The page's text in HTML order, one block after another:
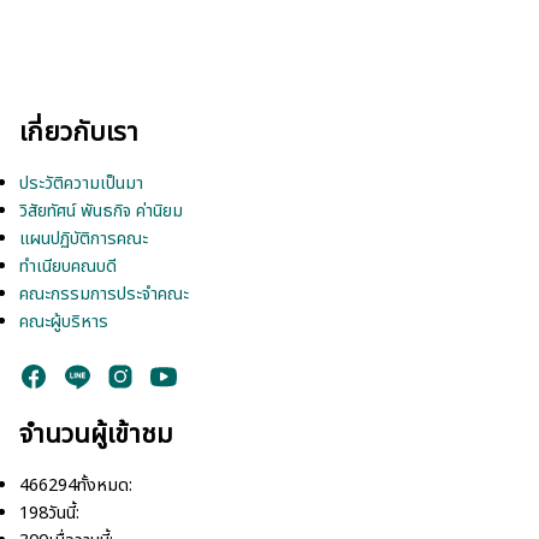
เกี่ยวกับเรา
ประวัติความเป็นมา
วิสัยทัศน์ พันธกิจ ค่านิยม
แผนปฏิบัติการคณะ
ทำเนียบคณบดี
คณะกรรมการประจำคณะ
คณะผู้บริหาร
จำนวนผู้เข้าชม
466294ทั้งหมด:
198วันนี้: